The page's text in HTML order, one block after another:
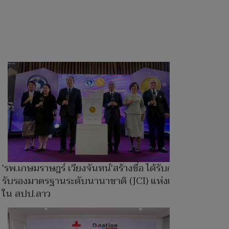
'รพ.เกษมราษฎร์ เวียงจันทน์'สร้างชื่อ ได้รับการ
รับรองมาตรฐานระดับนานาชาติ (JCI) แห่งแรก
ใน สปป.ลาว